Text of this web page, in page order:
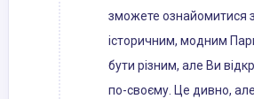
зможете ознайомитися
історичним, модним
бути різним, але Ви
по-своєму. Це дивно,